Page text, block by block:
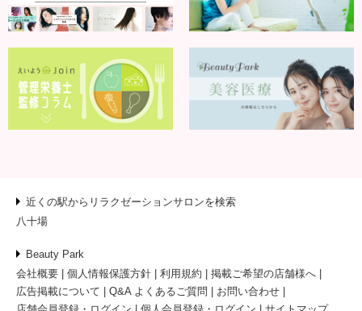
近くの駅からリラクゼーションサロンを検索
八十場
Beauty Park
会社概要
個人情報保護方針 利用規約
掲載ご希望の店舗様へ
広告掲載について
Q&A よくあるご質問
お問い合わせ